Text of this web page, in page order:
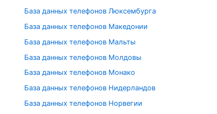
База данных телефонов Люксембурга
База данных телефонов Македонии
База данных телефонов Мальты
База данных телефонов Молдовы
База данных телефонов Монако
База данных телефонов Нидерландов
База данных телефонов Норвегии